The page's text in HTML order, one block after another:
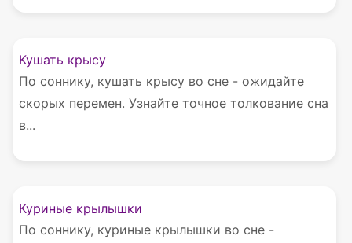
Кушать крысу
По соннику, кушать крысу во сне - ожидайте
скорых перемен. Узнайте точное толкование сна
в...
Куриные крылышки
По соннику, куриные крылышки во сне -